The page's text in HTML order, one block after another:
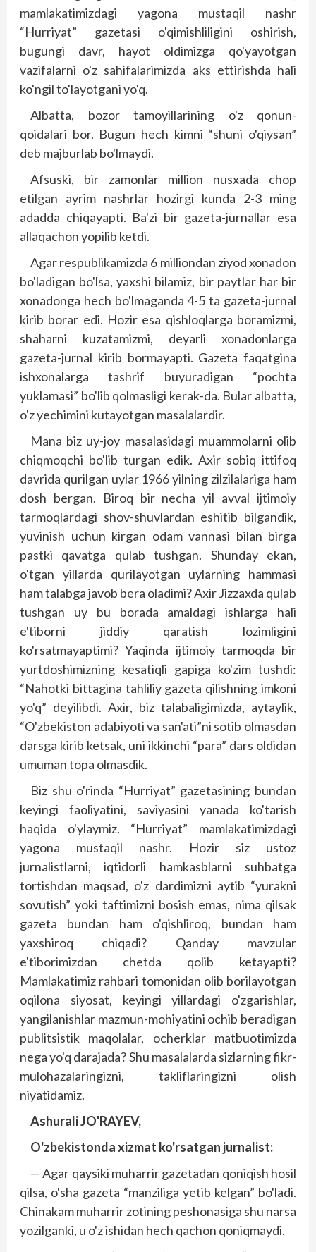
mamlakatimizdagi yagona mustaqil nashr
“Hurriyat” gazetasi o'qimishliligini oshirish,
bugungi davr, hayot oldimizga qo'yayotgan
vazifalarni o'z sahifalarimizda aks ettirishda hali
ko'ngil to'layotgani yo'q.
Albatta, bozor tamoyillarining o'z qonun-
qoidalari bor. Bugun hech kimni “shuni o'qiysan”
deb majburlab bo'lmaydi.
Afsuski, bir zamonlar million nusxada chop
etilgan ayrim nashrlar hozirgi kunda 2-3 ming
adadda chiqayapti. Ba'zi bir gazeta-jurnallar esa
allaqachon yopilib ketdi.
Agar respublikamizda 6 milliondan ziyod xonadon
bo'ladigan bo'lsa, yaxshi bilamiz, bir paytlar har bir
xonadonga hech bo'lmaganda 4-5 ta gazeta-jurnal
kirib borar edi. Hozir esa qishloqlarga boramizmi,
shaharni kuzatamizmi, deyarli xonadonlarga
gazeta-jurnal kirib bormayapti. Gazeta faqatgina
ishxonalarga tashrif buyuradigan “pochta
yuklamasi” bo'lib qolmasligi kerak-da. Bular albatta,
o'z yechimini kutayotgan masalalardir.
Mana biz uy-joy masalasidagi muammolarni olib
chiqmoqchi bo'lib turgan edik. Axir sobiq ittifoq
davrida qurilgan uylar 1966 yilning zilzilalariga ham
dosh bergan. Biroq bir necha yil avval ijtimoiy
tarmoqlardagi shov-shuvlardan eshitib bilgandik,
yuvinish uchun kirgan odam vannasi bilan birga
pastki qavatga qulab tushgan. Shunday ekan,
o'tgan yillarda qurilayotgan uylarning hammasi
ham talabga javob bera oladimi? Axir Jizzaxda qulab
tushgan uy bu borada amaldagi ishlarga hali
e'tiborni jiddiy qaratish lozimligini
ko'rsatmayaptimi? Yaqinda ijtimoiy tarmoqda bir
yurtdoshimizning kesatiqli gapiga ko'zim tushdi:
“Nahotki bittagina tahliliy gazeta qilishning imkoni
yo'q” deyilibdi. Axir, biz talabaligimizda, aytaylik,
“O'zbekiston adabiyoti va san'ati”ni sotib olmasdan
darsga kirib ketsak, uni ikkinchi “para” dars oldidan
umuman topa olmasdik.
Biz shu o'rinda “Hurriyat” gazetasining bundan
ke­yingi faoliyatini, saviyasini yanada ko'tarish
haqida o'ylaymiz. “Hurriyat” mamlakatimizdagi
yagona mus­taqil nashr. Hozir siz ustoz
jurnalistlarni, iqtidorli hamkasblarni suhbatga
tortishdan maqsad, o'z dardimizni aytib “yurakni
sovutish” yoki taftimizni bosish emas, nima qilsak
gazeta bundan ham o'qishliroq, bundan ham
yaxshiroq chiqadi? Qanday mavzular
e'tiborimizdan chetda qolib ketayapti?
Mamlakatimiz rahbari tomonidan olib borilayotgan
oqilona siyosat, keyingi yillardagi o'zgarishlar,
yangila­nishlar mazmun-mohiyatini ochib beradigan
publitsistik maqolalar, ocherklar matbuotimizda
nega yo'q darajada? Shu masalalarda sizlarning fikr-
mulohazalaringizni, takliflaringizni olish
niyatidamiz.
Ashurali JO'RAYEV,
O'zbekistonda xizmat ko'rsatgan jurnalist:
— Agar qaysiki muharrir gazetadan qoniqish hosil
qilsa, o'sha gazeta “manziliga yetib kelgan” bo'ladi.
Chinakam muharrir zotining peshonasiga shu narsa
yozilganki, u o'z ishidan hech qachon qoniqmaydi.